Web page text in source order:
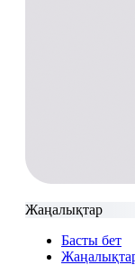
Жаңалықтар
Басты бет